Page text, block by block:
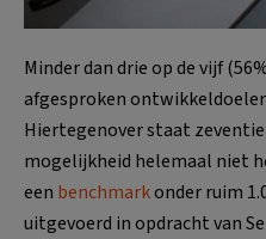
Minder dan drie op de vijf
afgesproken
Hiertegenover staat
mogelijkheid helemaal niet
een benchmarkonder ruim
uitgevoerd in opdracht van